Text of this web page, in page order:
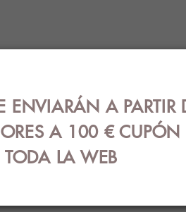
rayas tejidas.
L.
ENVIARÁN A
A 100 €
LA WEB